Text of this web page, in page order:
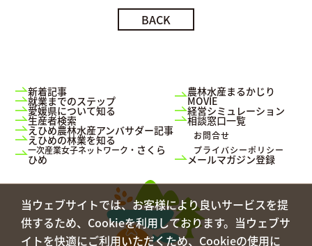
BACK
新着記事
就業までのステップ
愛媛県について知る
生産者検索
えひめ農林水産アンバサダー記事
えひめの林業を知る
一次産業女子ネットワーク・ さくら
ひめ
農林水産まるかじり
MOVIE
経営シミュレーション
相談窓口一覧
お問合せ
プライバシーポリシー
メールマガジン登録
当ウェブサイトでは、お客様により良いサービスを提
供するため、Cookieを利用しております。当ウェブサ
イトを快適にご利用いただくため、Cookieの使用に